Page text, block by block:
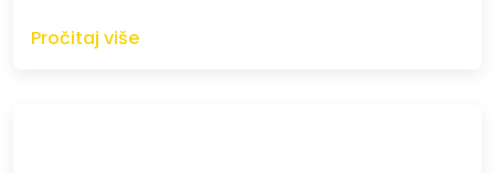
Pročitaj više